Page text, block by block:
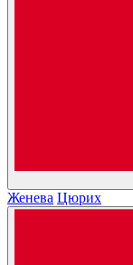
Женева Цюрих